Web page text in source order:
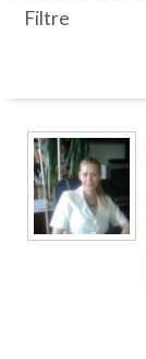
Cluj
Covasna
Dambovita
Dolj
Galati
Filtre